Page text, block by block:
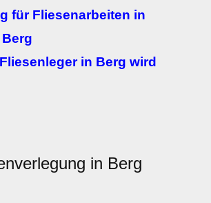
für Fliesenarbeiten in
in Berg wird
in Berg